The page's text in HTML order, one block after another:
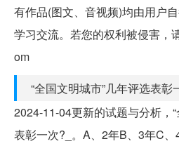
有作品(图文、音视频)均由用户
学习交流。若您的权利被侵害，
om
“全国文明城市”几年评选表彰
2024-11-04更新的试题与分析，
表彰一次?_。A、2年B、3年C